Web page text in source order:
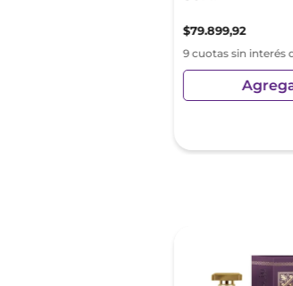
$79.899,92
9 cuotas sin interés